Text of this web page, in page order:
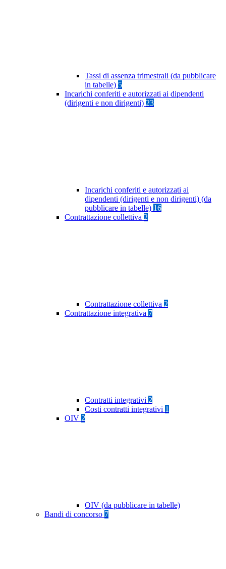
Tassi di assenza trimestrali (da pubblicare
in tabelle) 5
Incarichi conferiti e autorizzati ai dipendenti
(dirigenti e non dirigenti) 23
Incarichi conferiti e autorizzati ai
dipendenti (dirigenti e non dirigenti) (da
pubblicare in tabelle) 16
Contrattazione collettiva 2
Contrattazione collettiva 2
Contrattazione integrativa 7
Contratti integrativi 2
Costi contratti integrativi 1
OIV 2
OIV (da pubblicare in tabelle)
Bandi di concorso 7